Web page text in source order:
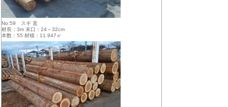
No:59 スギ 直
材長：3m 末口：24～32cm
本数：55 材積：11.947㎥